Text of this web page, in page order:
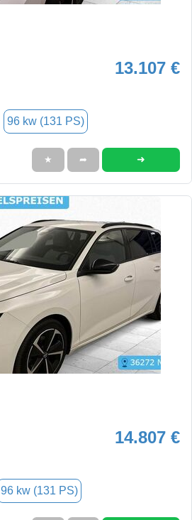
13.107 €
96 kw (131 PS)
★ ➦ ➜
14.807 €
96 kw (131 PS)